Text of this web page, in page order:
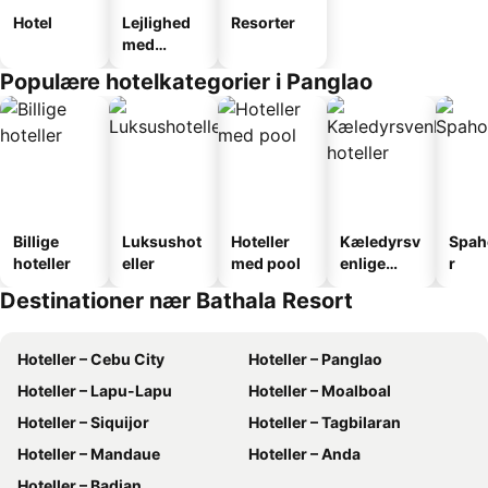
Hotel
Lejlighed
med
Resorter
Populære hotelkategorier i Panglao
Billige
hoteller
Luksushot
eller
Hoteller
med pool
Kæledyrsv
enlige
r
Destinationer nær Bathala Resort
Hoteller – Cebu City
Hoteller – Panglao
Hoteller – Lapu-Lapu
Hoteller – Moalboal
Hoteller – Siquijor
Hoteller – Tagbilaran
Hoteller – Mandaue
Hoteller – Anda